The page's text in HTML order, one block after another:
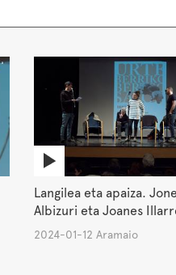
Langilea eta apaiza.
Albizuri eta Joanes
2024-01-12 Aramaio